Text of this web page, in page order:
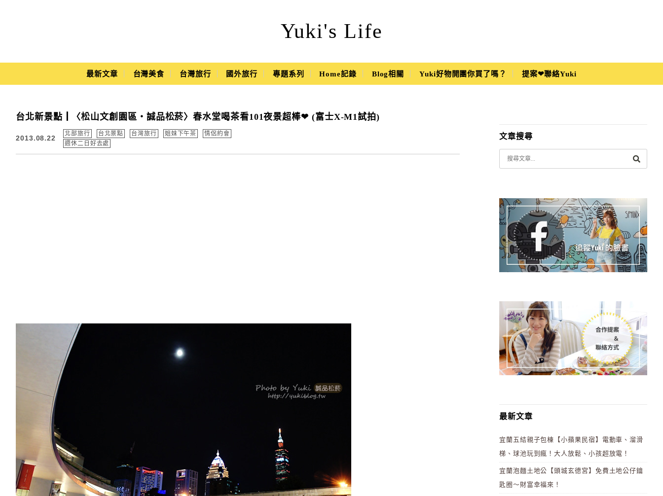
Yuki's Life
Yuki's Life
Main Menu
最新文章 台灣美食 台灣旅行 國外旅行 專題系列 Home記錄 Blog相關 Yuki好物開團你買了嗎？ 提案❤聯絡Yuki
台北新景點┃〈松山文創園區‧誠品松菸〉春水堂喝茶看101夜景超棒❤ (富士X-M1試拍)
2013.08.22
北部旅行 台北景點 台灣旅行 姐妹下午茶
情侶約會
週休二日好去處
文章搜尋
最新文章
宜蘭五結親子包棟【小蘋果民宿】電動車、溜滑
梯、球池玩到瘋！大人放鬆、小孩超放電！
宜蘭泡麵土地公【頭城玄德宮】免費土地公仔鑰
匙圈～財富幸福來！